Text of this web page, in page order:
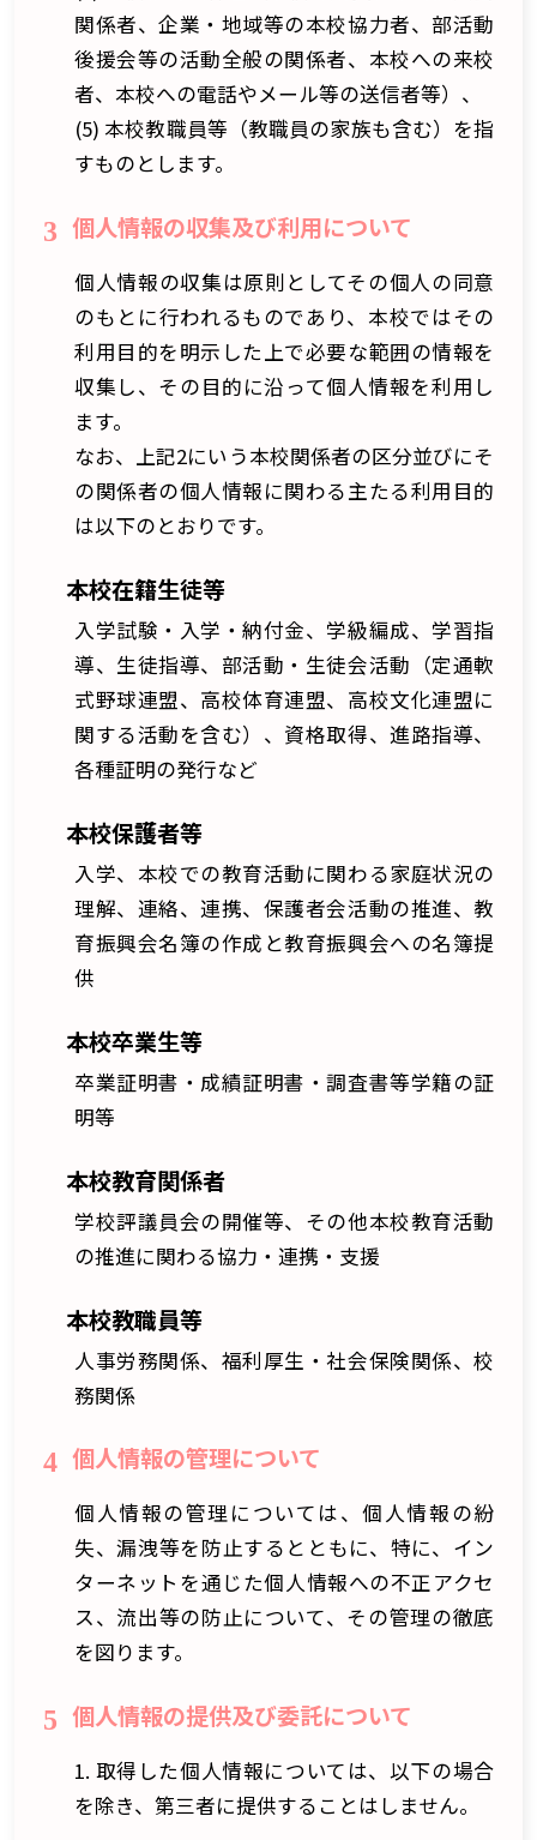
関係者、企業・地域等の本校協力者、部活動
後援会等の活動全般の関係者、本校への来校
者、本校への電話やメール等の送信者等）、
(5) 本校教職員等（教職員の家族も含む）を指
すものとします。
3 個人情報の収集及び利用について
個人情報の収集は原則としてその個人の同意
のもとに行われるものであり、本校ではその
利用目的を明示した上で必要な範囲の情報を
収集し、その目的に沿って個人情報を利用し
ます。
なお、上記2にいう本校関係者の区分並びにそ
の関係者の個人情報に関わる主たる利用目的
は以下のとおりです。
本校在籍生徒等
入学試験・入学・納付金、学級編成、学習指
導、生徒指導、部活動・生徒会活動（定通軟
式野球連盟、高校体育連盟、高校文化連盟に
関する活動を含む）、資格取得、進路指導、
各種証明の発行など
本校保護者等
入学、本校での教育活動に関わる家庭状況の
理解、連絡、連携、保護者会活動の推進、教
育振興会名簿の作成と教育振興会への名簿提
供
本校卒業生等
卒業証明書・成績証明書・調査書等学籍の証
明等
本校教育関係者
学校評議員会の開催等、その他本校教育活動
の推進に関わる協力・連携・支援
本校教職員等
人事労務関係、福利厚生・社会保険関係、校
務関係
4 個人情報の管理について
個人情報の管理については、個人情報の紛
失、漏洩等を防止するとともに、特に、イン
ターネットを通じた個人情報への不正アクセ
ス、流出等の防止について、その管理の徹底
を図ります。
5 個人情報の提供及び委託について
1. 取得した個人情報については、以下の場合
を除き、第三者に提供することはしません。